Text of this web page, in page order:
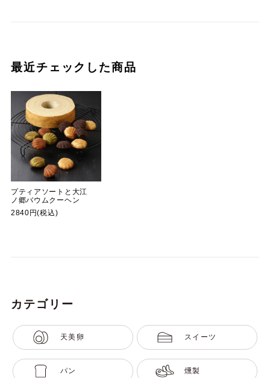
最近チェックした商品
プティアソートと大江
ノ郷バウムクーヘン
2840円(税込)
カテゴリー
天美卵 スイーツ
パン 燻製